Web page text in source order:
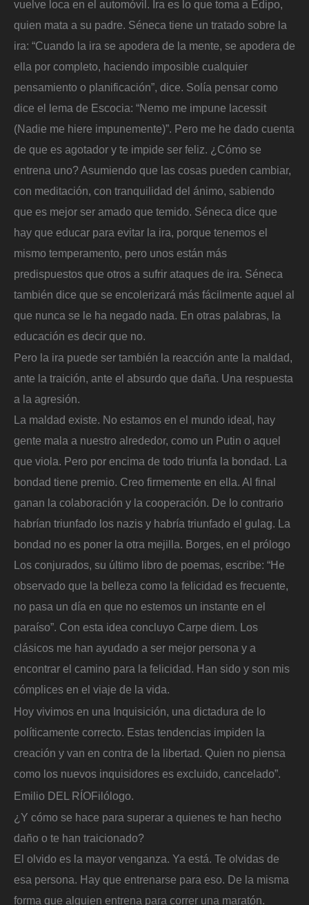
vuelve loca en el automóvil. Ira es lo que toma a Edipo,
quien mata a su padre. Séneca tiene un tratado sobre la
ira: “Cuando la ira se apodera de la mente, se apodera de
ella por completo, haciendo imposible cualquier
pensamiento o planificación”, dice. Solía pensar como
dice el lema de Escocia: “Nemo me impune lacessit
(Nadie me hiere impunemente)”. Pero me he dado cuenta
de que es agotador y te impide ser feliz. ¿Cómo se
entrena uno? Asumiendo que las cosas pueden cambiar,
con meditación, con tranquilidad del ánimo, sabiendo
que es mejor ser amado que temido. Séneca dice que
hay que educar para evitar la ira, porque tenemos el
mismo temperamento, pero unos están más
predispuestos que otros a sufrir ataques de ira. Séneca
también dice que se encolerizará más fácilmente aquel al
que nunca se le ha negado nada. En otras palabras, la
educación es decir que no.
Pero la ira puede ser también la reacción ante la maldad,
ante la traición, ante el absurdo que daña. Una respuesta
a la agresión.
La maldad existe. No estamos en el mundo ideal, hay
gente mala a nuestro alrededor, como un Putin o aquel
que viola. Pero por encima de todo triunfa la bondad. La
bondad tiene premio. Creo firmemente en ella. Al final
ganan la colaboración y la cooperación. De lo contrario
habrían triunfado los nazis y habría triunfado el gulag. La
bondad no es poner la otra mejilla. Borges, en el prólogo
Los conjurados, su último libro de poemas, escribe: “He
observado que la belleza como la felicidad es frecuente,
no pasa un día en que no estemos un instante en el
paraíso”. Con esta idea concluyo Carpe diem. Los
clásicos me han ayudado a ser mejor persona y a
encontrar el camino para la felicidad. Han sido y son mis
cómplices en el viaje de la vida.
Hoy vivimos en una Inquisición, una dictadura de lo
políticamente correcto. Estas tendencias impiden la
creación y van en contra de la libertad. Quien no piensa
como los nuevos inquisidores es excluido, cancelado”.
Emilio DEL RÍOFilólogo.
¿Y cómo se hace para superar a quienes te han hecho
daño o te han traicionado?
El olvido es la mayor venganza. Ya está. Te olvidas de
esa persona. Hay que entrenarse para eso. De la misma
forma que alguien entrena para correr una maratón.